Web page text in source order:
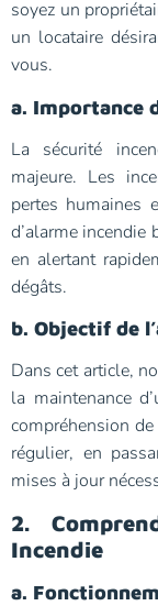
soyez un
un locataire
vous.
a. Importance
La sécurité
majeure. Les
pertes humaines
d’alarme incendie
en alertant
dégâts.
b. Objectif de
Dans cet article,
la maintenance
compréhension
régulier, en
mises à jour
2.
Incendie
a.